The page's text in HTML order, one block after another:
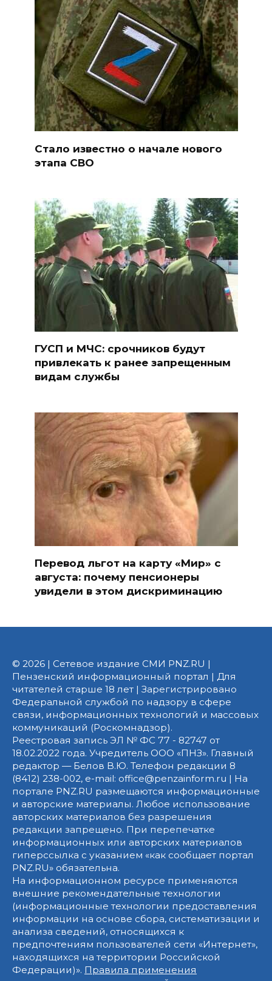
Стало известно о начале нового
этапа СВО
ГУСП и МЧС: срочников будут
привлекать к ранее запрещенным
видам службы
Перевод льгот на карту «Мир» с
августа: почему пенсионеры
увидели в этом дискриминацию
© 2026 | Сетевое издание СМИ PNZ.RU |
Пензенский информационный портал | Для
читателей старше 18 лет | Зарегистрировано
Федеральной службой по надзору в сфере
связи, информационных технологий и массовых
коммуникаций (Роскомнадзор).
Реестровая запись ЭЛ № ФС 77 - 82747 от
18.02.2022 года. Учредитель ООО «ПНЗ». Главный
редактор — Белов В.Ю. Телефон редакции 8
(8412) 238-002, e-mail: office@penzainform.ru | На
портале PNZ.RU размещаются информационные
и авторские материалы. Любое использование
авторских материалов без разрешения
редакции запрещено. При перепечатке
информационных или авторских материалов
гиперссылка с указанием «как сообщает портал
PNZ.RU» обязательна.
На информационном ресурсе применяются
внешние рекомендательные технологии
(информационные технологии предоставления
информации на основе сбора, систематизации и
анализа сведений, относящихся к
предпочтениям пользователей сети «Интернет»,
находящихся на территории Российской
Федерации)». Правила применения